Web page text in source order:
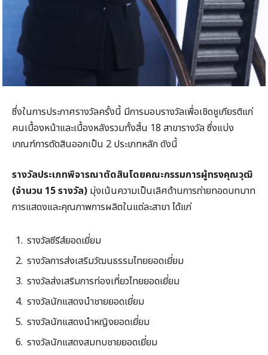
ซึ่งในการประกาศรางวัลครั้งนี้ มีการมอบรางวัลเพื่อเชิดชูเกียรติแก่
คนเบื้องหน้าและเบื้องหลังรวมทั้งสิ้น 18 สาขารางวัล ซึ่งแบ่ง
เกณฑ์การตัดสินออกเป็น 2 ประเภทหลัก ดังนี้
รางวัลประเภทพิจารณาตัดสินโดยคณะกรรมการผู้ทรงคุณวุฒิ
(จำนวน 15รางวัล) มุ่งเน้นความเป็นเลิศด้านการถ่ายทอดบทบาท
การแสดงและคุณภาพการผลิตในแต่ละสาขา ได้แก่
รางวัลซีรีส์ยอดเยี่ยม
รางวัลการส่งเสริมวัฒนธรรมไทยยอดเยี่ยม
รางวัลส่งเสริมการท่องเที่ยวไทยยอดเยี่ยม
รางวัลนักแสดงนำชายยอดเยี่ยม
รางวัลนักแสดงนำหญิงยอดเยี่ยม
รางวัลนักแสดงสมทบชายยอดเยี่ยม